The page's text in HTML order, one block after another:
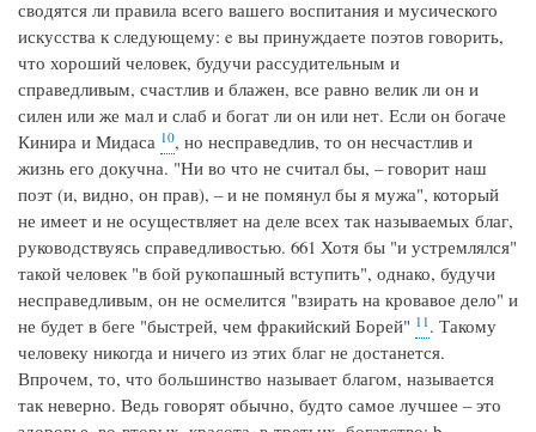
сводятся ли правила всего вашего воспитания и мусического
искусства к следующему: e вы принуждаете поэтов говорить,
что хороший человек, будучи рассудительным и
справедливым, счастлив и блажен, все равно велик ли он и
силен или же мал и слаб и богат ли он или нет. Если он богаче
Кинира и Мидаса 10, но несправедлив, то он несчастлив и
жизнь его докучна. "Ни во что не считал бы, – говорит наш
поэт (и, видно, он прав), – и не помянул бы я мужа", который
не имеет и не осуществляет на деле всех так называемых благ,
руководствуясь справедливостью. 661 Хотя бы "и устремлялся"
такой человек "в бой рукопашный вступить", однако, будучи
несправедливым, он не осмелится "взирать на кровавое дело" и
не будет в беге "быстрей, чем фракийский Борей" 11 . Такому
человеку никогда и ничего из этих благ не достанется.
Впрочем, то, что большинство называет благом, называется
так неверно. Ведь говорят обычно, будто самое лучшее – это